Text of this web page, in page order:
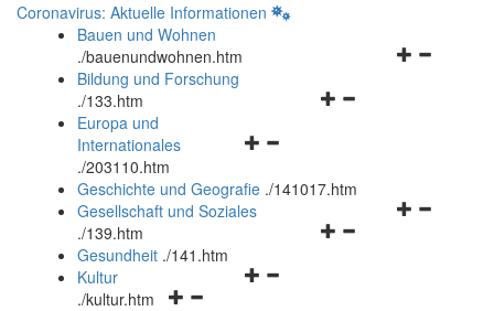
Coronavirus: Aktuelle Informationen
Bauen und Wohnen
./bauenundwohnen.htm
Navigationsmenü
Bildung und Forschung
./133.htm
Navigationsmenü
und
schließen
Europa und
Internationales
./203110.htm
Geschichte und Geografie ./141017.htm
Navigationsmenü
Gesellschaft und Soziales
./139.htm
Navigationsmenü
Gesundheit ./141.htm
Navigationsmenü
Kultur
./kultur.htm